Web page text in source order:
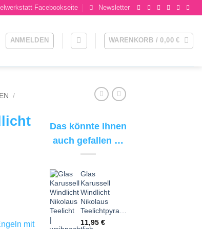
Facebookseite Newsletter
ANMELDEN WARENKORB /0,00€
/
mit
Das könnte Ihnen
auch gefallen …
Glas
Karussell
Windlicht
Nikolaus
Teelichtpyramide
11,95 €